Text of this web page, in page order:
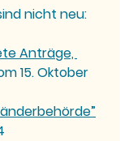
nicht neu:
Anträge,
15. Oktober